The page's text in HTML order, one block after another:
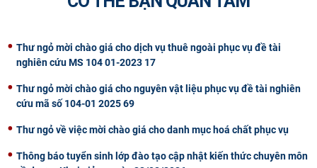
Thư ngỏ mời chào giá cho dịch vụ thuê ngoài phục vụ đề tài
nghiên cứu MS 104 01-2023 17
Thư ngỏ mời chào giá cho nguyên vật liệu phục vụ đề tài nghiên
cứu mã số 104-01 2025 69
Thư ngỏ về việc mời chào giá cho danh mục hoá chất phục vụ
Thông báo tuyển sinh lớp đào tạo cập nhật kiến thức chuyên môn